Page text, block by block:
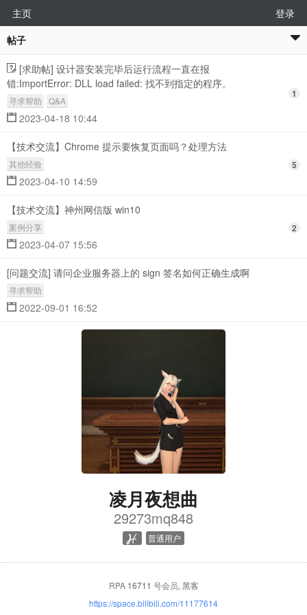
主页
登录
帖子
[求助帖] 设计器安装完毕后运行流程一直在报
错:ImportError: DLL load failed: 找不到指定的程序。
寻求帮助 Q&A
2023-04-18 10:44
1
【技术交流】Chrome 提示要恢复页面吗？处理方法
其他经验
2023-04-10 14:59
5
【技术交流】神州网信版 win10
案例分享
2023-04-07 15:56
2
[问题交流] 请问企业服务器上的 sign 签名如何正确生成啊
寻求帮助
2022-09-01 16:52
凌月夜想曲
29273mq848
普通用户
RPA16711 号会员, 黑客
https://space.bilibili.com/11177614